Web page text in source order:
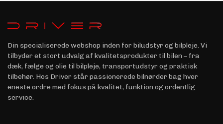
Din specialiserede webshop inden for biludstyr og bilpleje. Vi
tilbyder et stort udvalg af kvalitetsprodukter til bilen – fra
dæk, fælge og olie til bilpleje, transportudstyr og praktisk
tilbehør. Hos Driver står passionerede bilnørder bag hver
eneste ordre med fokus på kvalitet, funktion og ordentlig
service.